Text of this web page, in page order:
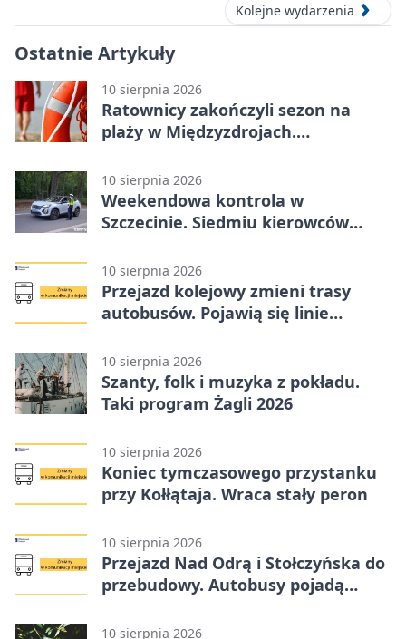
Kolejne wydarzenia
Ostatnie Artykuły
10 sierpnia 2026
Ratownicy zakończyli sezon na
plaży w Międzyzdrojach.
10 sierpnia 2026
Weekendowa kontrola w
Szczecinie. Siedmiu kierowców
10 sierpnia 2026
Przejazd kolejowy zmieni trasy
autobusów. Pojawią się linie
10 sierpnia 2026
Szanty, folk i muzyka z pokładu.
Taki program Żagli 2026
10 sierpnia 2026
Koniec tymczasowego przystanku
przy Kołłątaja. Wraca stały peron
10 sierpnia 2026
Przejazd Nad Odrą i Stołczyńska do
przebudowy. Autobusy pojadą
10 sierpnia 2026